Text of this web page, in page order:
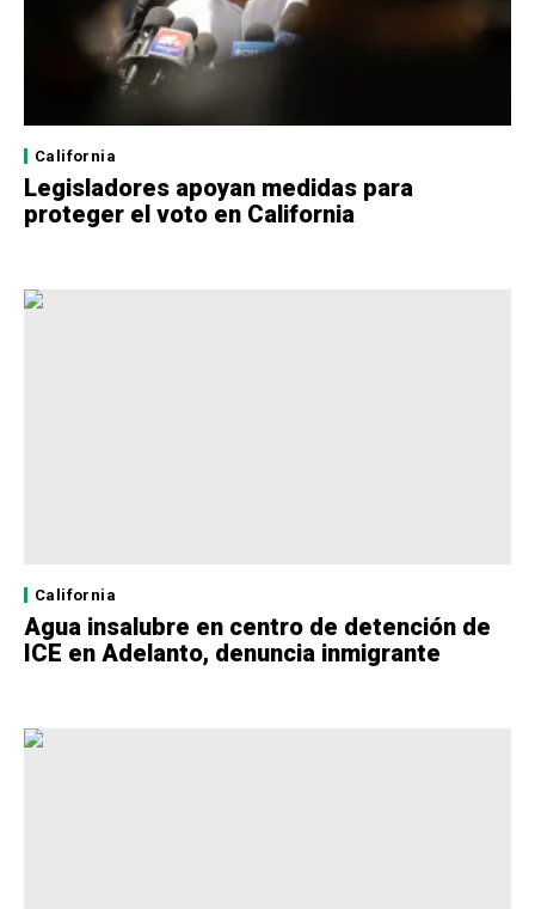
California
Legisladores apoyan medidas para
proteger el voto en California
California
Agua insalubre en centro de detención de
ICE en Adelanto, denuncia inmigrante